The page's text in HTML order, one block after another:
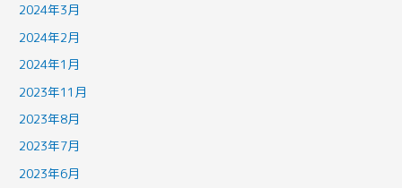
2024年3月
2024年2月
2024年1月
2023年11月
2023年8月
2023年7月
2023年6月